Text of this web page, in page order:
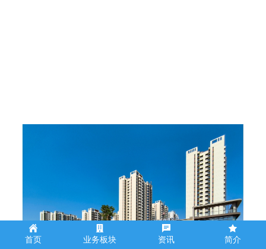
首页 业务板块 资讯 简介